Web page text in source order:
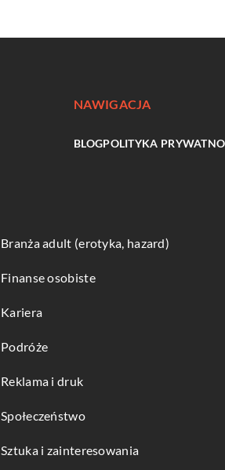
NAWIGACJA
BLOGPOLITYKA
Branża adult (erotyka, hazard)
Finanse osobiste
Kariera
Podróże
Reklama i druk
Społeczeństwo
Sztuka i zainteresowania